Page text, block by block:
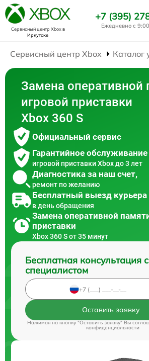
Сервисный центр Xboxв
Иркутске
+7 (395)
Ежедневно с
Сервисный центр Xbox Каталог
Замена оперативной
игровой приставки
Xbox 360 S
Официальный сервис
Гарантийное обслуживание
игровой приставки Xbox до 3 лет
Диагностика за наш счет,
ремонт по желанию
Бесплатный выезд курьера
в день обращения
Замена оперативной
приставки
Xbox 360 S от 35 минут
Бесплатная консультация
специалистом
Оставить заявку
Нажимая на кнопку "Оставить заявку" Вы
конфиденциальности